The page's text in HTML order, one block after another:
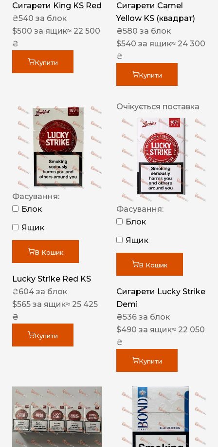
Сигарети King KS Red
₴540 за блок
$500 за ящик≈ 22 500
₴
Купити
Сигарети Camel
Yellow KS (квадрат)
₴580 за блок
$540 за ящик≈ 24 300
₴
Купити
Фасування:
Блок
Ящик
В Кошик
Lucky Strike Red KS
₴604 за блок
$565 за ящик≈ 25 425
₴
Купити
Очікується поставка
Фасування:
Блок
Ящик
В Кошик
Сигарети Lucky Strike
Demi
₴536 за блок
$490 за ящик≈ 22 050
₴
Купити